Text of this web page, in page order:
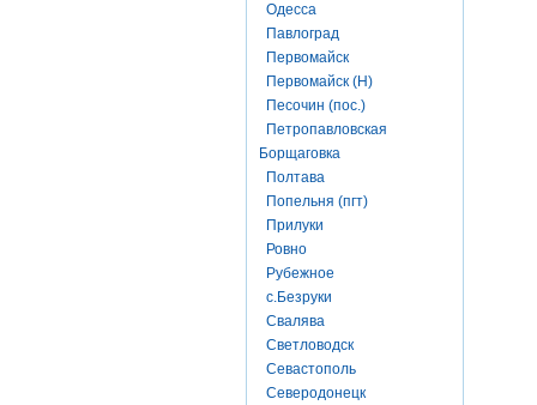
Одесса
Павлоград
Первомайск
Первомайск (Н)
Песочин (пос.)
Петропавловская
Борщаговка
Полтава
Попельня (пгт)
Прилуки
Ровно
Рубежное
с.Безруки
Свалява
Светловодск
Севастополь
Северодонецк